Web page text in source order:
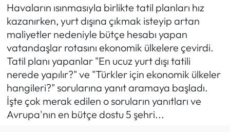
Havaların ısınmasıyla birlikte tatil planları hız
kazanırken, yurt dışına çıkmak isteyip artan
maliyetler nedeniyle bütçe hesabı yapan
vatandaşlar rotasını ekonomik ülkelere çevirdi.
Tatil planı yapanlar "En ucuz yurt dışı tatili
nerede yapılır?" ve "Türkler için ekonomik ülkeler
hangileri?" sorularına yanıt aramaya başladı.
İşte çok merak edilen o soruların yanıtları ve
Avrupa'nın en bütçe dostu 5 şehri...
GÜNCEL
GÜNDEM
MAGAZİN
SAĞLIK
SİYASET
Son Dakika Haberleri
Haber Arşivi